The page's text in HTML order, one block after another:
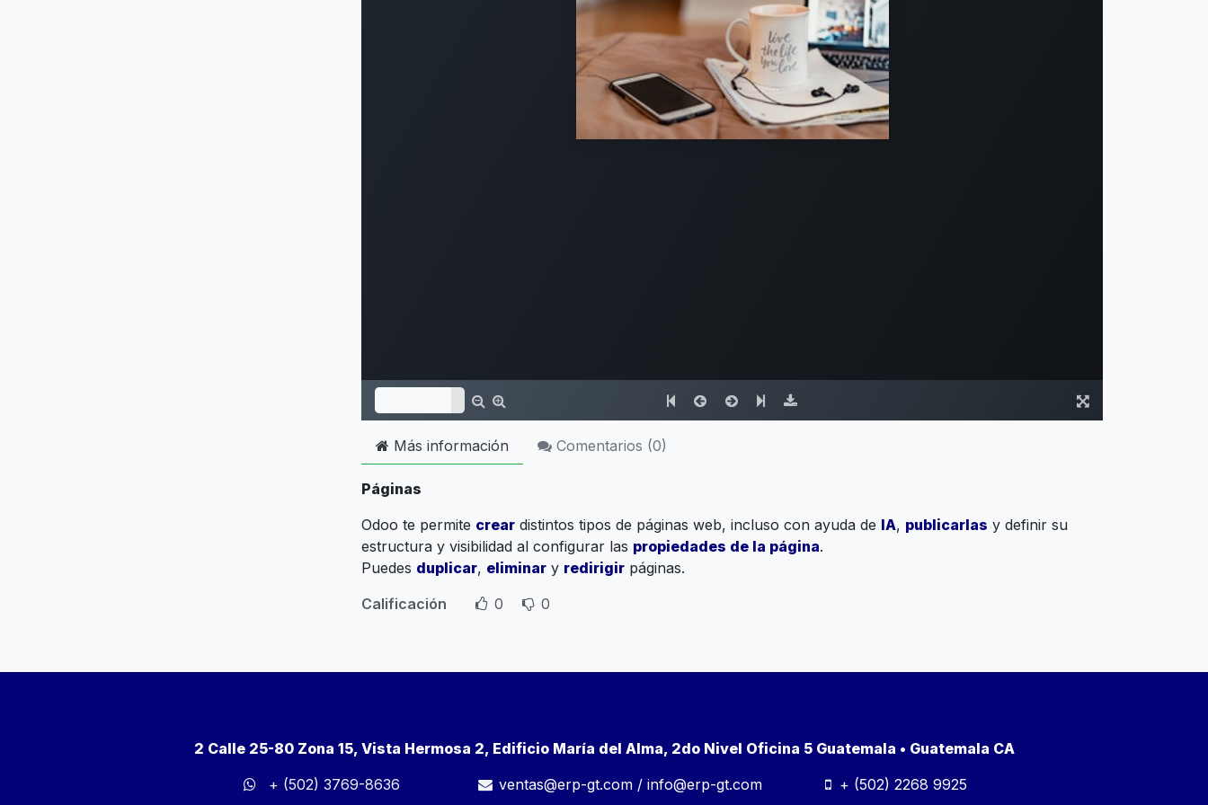
Más información Comentarios (0)
Páginas
Odoo te permite crear distintos tipos de páginas web, incluso con ayuda de IA, publicarlas y definir su
estructura y visibilidad al configurar las propiedades de la página.
Puedes duplicar, eliminar y redirigir páginas.
Calificación
0 0
2 Calle 25-80 Zona 15, Vista Hermosa 2, Edificio María del Alma, 2do Nivel Oficina 5 Guatemala • Guatemala CA
+ (502) 3769-8636
ventas@erp-gt.com /info@erp-gt.com + (502) 2268 9925